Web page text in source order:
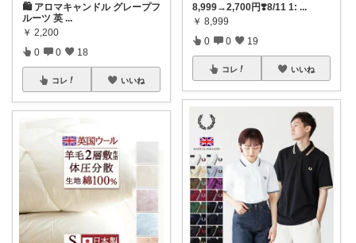
🛍 アロマキャンドル グレープフ
ルーツ 英 ...
￥ 2,200
0 0 18
コレ いいね
8,999→2,700円❣️8/11 1: ...
￥ 8,999
0 0 19
コレ いいね